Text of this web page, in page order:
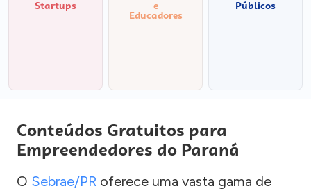
Startups e
Educadores
Públicos
Conteúdos Gratuitos para
Empreendedores do Paraná
O Sebrae/PR oferece uma vasta gama de